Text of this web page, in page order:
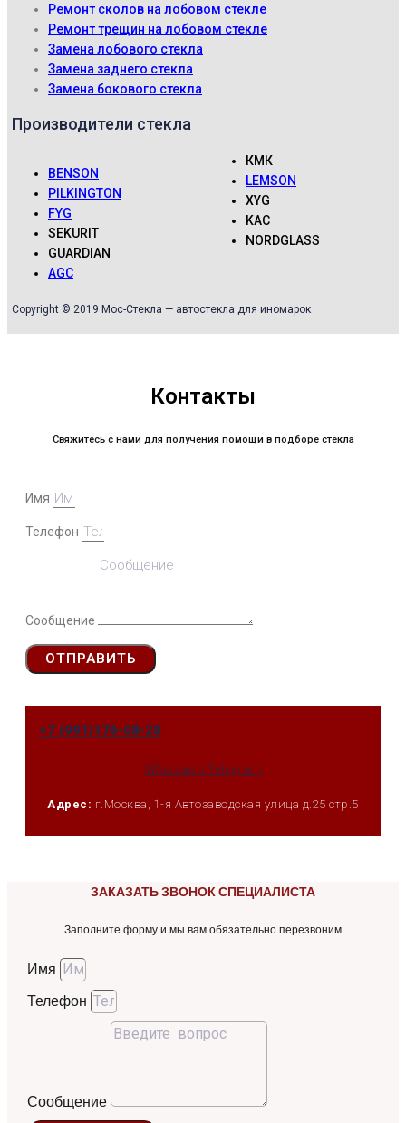
Ремонт сколов на лобовом стекле
Ремонт трещин на лобовом стекле
Замена лобового стекла
Замена заднего стекла
Замена бокового стекла
Производители стекла
BENSON
PILKINGTON
FYG
SEKURIT
GUARDIAN
AGC
КМК
LEMSON
XYG
KAC
NORDGLASS
Copyright © 2019 Мос-Стекла — автостекла для иномарок
Контакты
Свяжитесь с нами для получения помощи в подборе стекла
Имя
Телефон
Сообщение
ОТПРАВИТЬ
+7 (991)176-08-28
Whatsapp Telegram
Адрес: г.Москва, 1-я Автозаводская улица д.25 стр.5
ЗАКАЗАТЬ ЗВОНОК СПЕЦИАЛИСТА
Заполните форму и мы вам обязательно перезвоним
Имя
Телефон
Сообщение